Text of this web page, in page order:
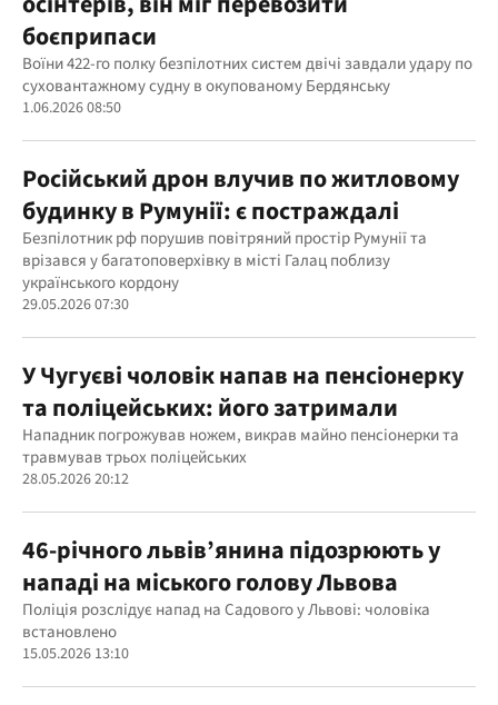
боєприпаси
Воїни 422-го полку безпілотних систем двічі завдали удару по
суховантажному судну в окупованому Бердянську
1.06.2026 08:50
Російський дрон влучив по житловому
будинку в Румунії: є постраждалі
Безпілотник рф порушив повітряний простір Румунії та
врізався у багатоповерхівку в місті Галац поблизу
українського кордону
29.05.2026 07:30
У Чугуєві чоловік напав на пенсіонерку
та поліцейських: його затримали
Нападник погрожував ножем, викрав майно пенсіонерки та
травмував трьох поліцейських
28.05.2026 20:12
46-річного львів’янина підозрюють у
нападі на міського голову Львова
Поліція розслідує напад на Садового у Львові: чоловіка
встановлено
15.05.2026 13:10